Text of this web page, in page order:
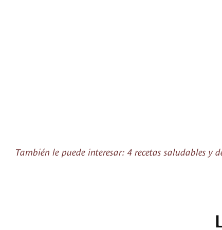
También le puede interesar: 4 recetas saludables